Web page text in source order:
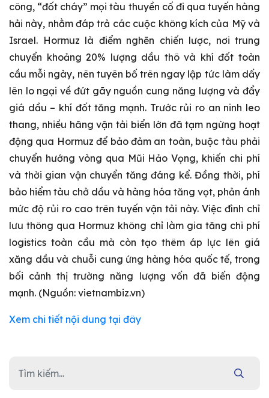
công, “đốt cháy” mọi tàu thuyền cố đi qua tuyến hàng
hải này, nhằm đáp trả các cuộc không kích của Mỹ và
Israel. Hormuz là điểm nghẽn chiến lược, nơi trung
chuyển khoảng 20% lượng dầu thô và khí đốt toàn
cầu mỗi ngày, nên tuyên bố trên ngay lập tức làm dấy
lên lo ngại về đứt gãy nguồn cung năng lượng và đẩy
giá dầu – khí đốt tăng mạnh. Trước rủi ro an ninh leo
thang, nhiều hãng vận tải biển lớn đã tạm ngừng hoạt
động qua Hormuz để bảo đảm an toàn, buộc tàu phải
chuyển hướng vòng qua Mũi Hảo Vọng, khiến chi phí
và thời gian vận chuyển tăng đáng kể. Đồng thời, phí
bảo hiểm tàu chở dầu và hàng hóa tăng vọt, phản ánh
mức độ rủi ro cao trên tuyến vận tải này. Việc đình chỉ
lưu thông qua Hormuz không chỉ làm gia tăng chi phí
logistics toàn cầu mà còn tạo thêm áp lực lên giá
xăng dầu và chuỗi cung ứng hàng hóa quốc tế, trong
bối cảnh thị trường năng lượng vốn đã biến động
mạnh. (Nguồn: vietnambiz.vn)
Xem chi tiết nội dung tại đây